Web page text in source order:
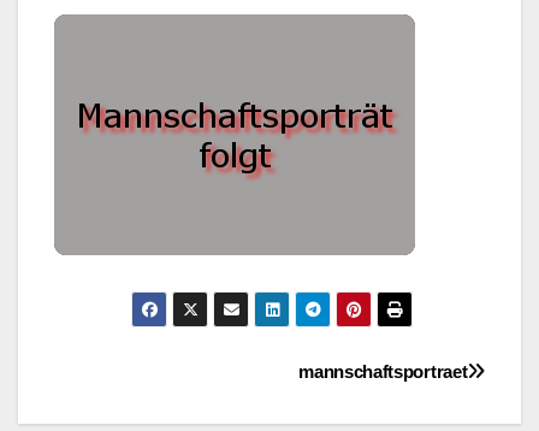
Beitragsnavigation
mannschaftsportraet